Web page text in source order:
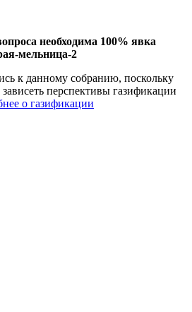
необходима 100% явка
мельница-2
к данному собранию, поскольку
перспективы газификации
о газификации